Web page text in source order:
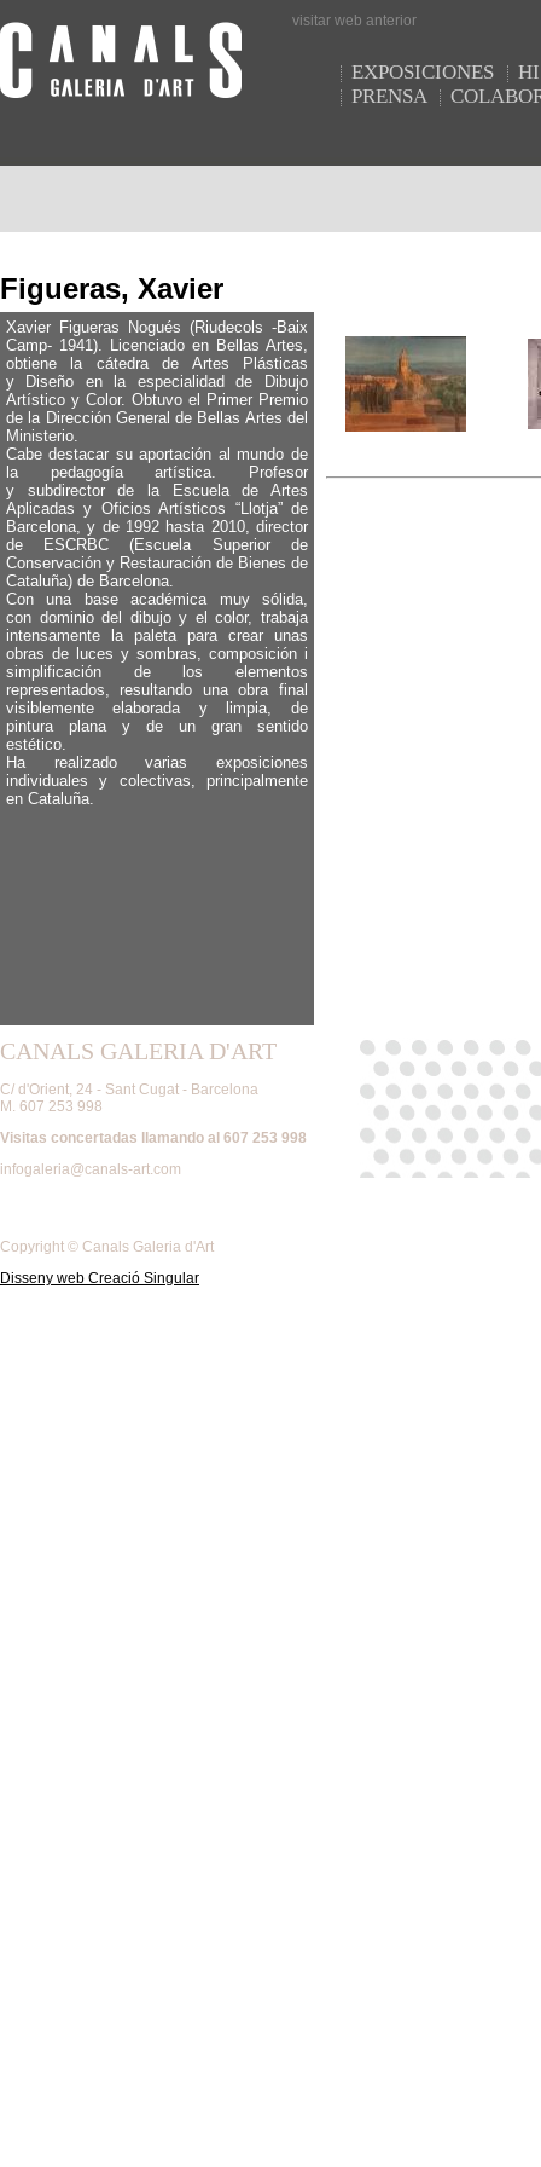
visitar web anterior
EXPOSICIONES
PRENSA
Figueras, Xavier
Xavier Figueras Nogués (Riudecols -Baix
Camp- 1941). Licenciado en Bellas Artes,
obtiene la cátedra de Artes Plásticas
y Diseño en la especialidad de Dibujo
Artístico y Color. Obtuvo el Primer Premio
de la Dirección General de Bellas Artes del
Ministerio.
Cabe destacar su aportación al mundo de
la pedagogía artística. Profesor
y subdirector de la Escuela de Artes
Aplicadas y Oficios Artísticos “Llotja” de
Barcelona, y de 1992 hasta 2010, director
de ESCRBC (Escuela Superior de
Conservación y Restauración de Bienes de
Cataluña) de Barcelona.
Con una base académica muy sólida,
con dominio del dibujo y el color, trabaja
intensamente la paleta para crear unas
obras de luces y sombras, composición i
simplificación de los elementos
representados, resultando una obra final
visiblemente elaborada y limpia, de
pintura plana y de un gran sentido
estético.
Ha realizado varias exposiciones
individuales y colectivas, principalmente
en Cataluña.
CANALS GALERIA D'ART
C/ d'Orient, 24 - Sant Cugat - Barcelona
M. 607 253 998
Visitas concertadas llamando al 607 253 998
infogaleria@canals-art.com
Copyright © Canals Galeria d'Art
Disseny web Creació Singular